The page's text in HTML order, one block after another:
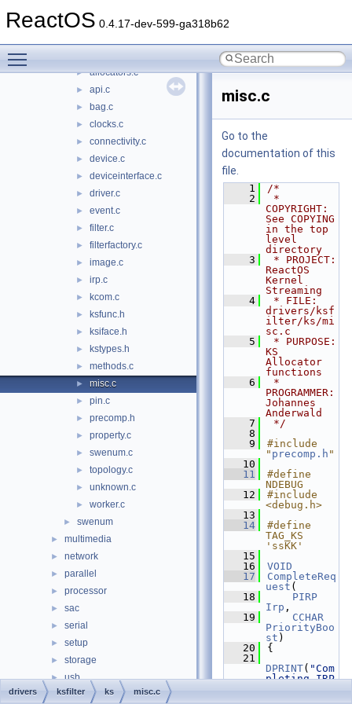
ReactOS 0.4.17-dev-599-ga318b62
► input
► allocators.c
► api.c
► bag.c
► clocks.c
► connectivity.c
► device.c
► deviceinterface.c
► driver.c
► event.c
► filter.c
► filterfactory.c
► image.c
► irp.c
► kcom.c
► ksfunc.h
► ksiface.h
► kstypes.h
► methods.c
► misc.c
► pin.c
► precomp.h
► property.c
► swenum.c
► topology.c
► unknown.c
► worker.c
► swenum
► multimedia
► network
► parallel
► processor
► sac
► serial
► setup
► storage
► usb
► wdm
misc.c
Go to the
documentation of this
file.
    1
/*
    2
*
COPYRIGHT:
See COPYING
in the top
level
directory
    3
* PROJECT:
ReactOS
Kernel
Streaming
    4
* FILE:
drivers/ksf
ilter/ks/mi
sc.c
    5
* PURPOSE:
KS
Allocator
functions
    6
*
PROGRAMMER:
Johannes
Anderwald
    7
*/
    8
    9
#include
" precomp.h "
   10
   11
#define
NDEBUG
   12
#include
<debug.h>
   13
   14
#define
TAG_KS
'ssKK'
   15
   16
VOID
   17
CompleteReq
uest (
   18
PIRP
Irp ,
   19
CCHAR
PriorityBoo
st )
   20
{
   21
DPRINT( "Com
pleting IRP
drivers ksfilter ks misc.c